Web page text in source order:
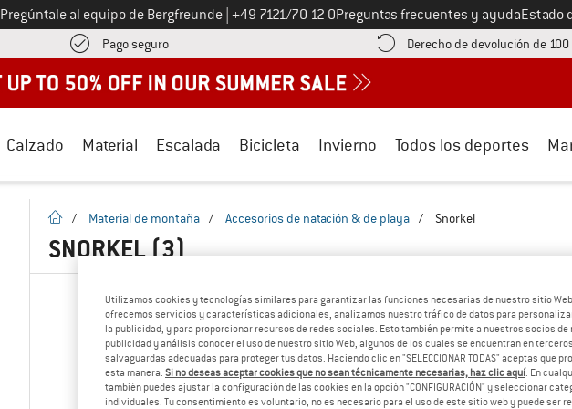
Pregúntale al equipo de Bergfreunde Llámenos al
+49 7121/70 12 0Preguntas frecuentes y ayudaEstado
Pago seguro¡encuentre información sobre el pago aquí! Se abre en una ventana de
Derecho de devolución de
Calzado Material Escalada Bicicleta Invierno Todos los deportes
la pagina de inicio
/ Material de montaña / Accesorios de natación & de playa / Snorkel
SNORKEL(3)
Utilizamos cookies y tecnologías similares para garantizar las funciones necesarias de nuestro sitio
ofrecemos servicios y características adicionales, analizamos nuestro tráfico de datos para
la publicidad, y para proporcionar recursos de redes sociales. Esto también permite a nuestros socios de
publicidad y análisis conocer el uso de nuestro sitio Web, algunos de los cuales se encuentran en
salvaguardas adecuadas para proteger tus datos. Haciendo clic en "SELECCIONAR TODAS" aceptas que
esta manera. Si no deseas aceptar cookies que no sean técnicamente necesarias, haz clic aquí. En
también puedes ajustar la configuración de las cookies en la opción "CONFIGURACIÓN" y seleccionar
individuales. Tu consentimiento es voluntario, no es necesario para el uso de este sitio web y puede ser